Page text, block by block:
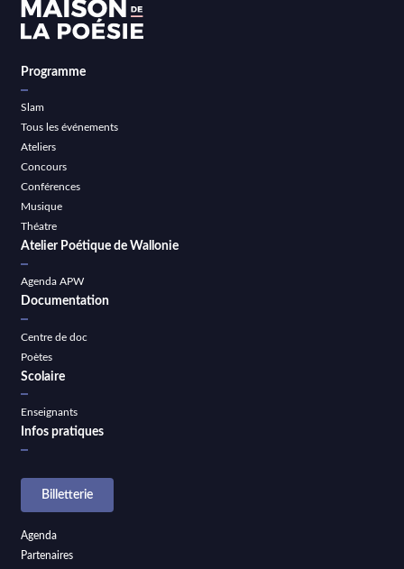
Programme
Slam
Tous les événements
Ateliers
Concours
Conférences
Musique
Théatre
Atelier Poétique de Wallonie
Agenda APW
Documentation
Centre de doc
Poètes
Scolaire
Enseignants
Infos pratiques
Billetterie
Agenda
Partenaires